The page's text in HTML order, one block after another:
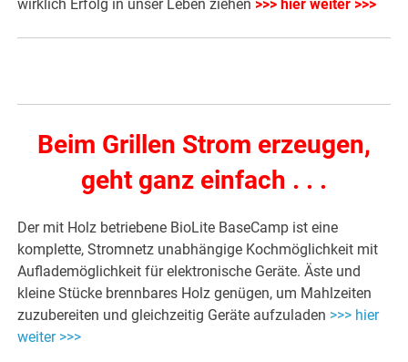
wirklich Erfolg in unser Leben ziehen >>> hier weiter >>>
Beim Grillen Strom erzeugen,
geht ganz einfach . . .
Der mit Holz betriebene BioLite BaseCamp ist eine
komplette, Stromnetz unabhängige Kochmöglichkeit mit
Auflademöglichkeit für elektronische Geräte. Äste und
kleine Stücke brennbares Holz genügen, um Mahlzeiten
zuzubereiten und gleichzeitig Geräte aufzuladen >>> hier
weiter >>>